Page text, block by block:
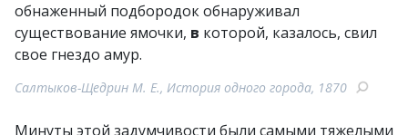
обнаженный подбородок обнаруживал
существование ямочки, в которой, казалось, свил
свое гнездо амур.
Салтыков-Щедрин М. Е., История одного города, 1870
Минуты этой задумчивости были самыми тяжелыми